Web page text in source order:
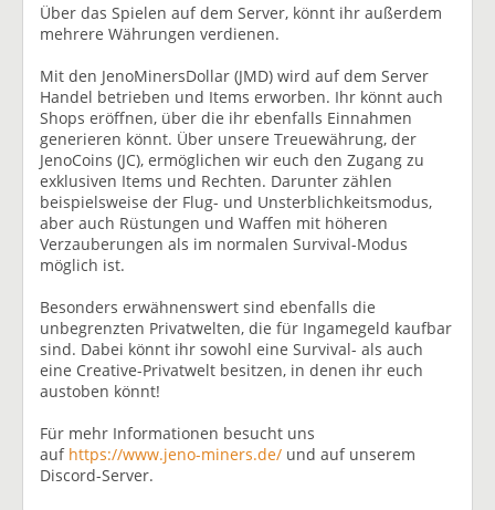
Über das Spielen auf dem Server, könnt ihr außerdem
mehrere Währungen verdienen.
Mit den JenoMinersDollar (JMD) wird auf dem Server
Handel betrieben und Items erworben. Ihr könnt auch
Shops eröffnen, über die ihr ebenfalls Einnahmen
generieren könnt. Über unsere Treuewährung, der
JenoCoins (JC), ermöglichen wir euch den Zugang zu
exklusiven Items und Rechten. Darunter zählen
beispielsweise der Flug- und Unsterblichkeitsmodus,
aber auch Rüstungen und Waffen mit höheren
Verzauberungen als im normalen Survival-Modus
möglich ist.
Besonders erwähnenswert sind ebenfalls die
unbegrenzten Privatwelten, die für Ingamegeld kaufbar
sind. Dabei könnt ihr sowohl eine Survival- als auch
eine Creative-Privatwelt besitzen, in denen ihr euch
austoben könnt!
Für mehr Informationen besucht uns
auf https://www.jeno-miners.de/ und auf unserem
Discord-Server.